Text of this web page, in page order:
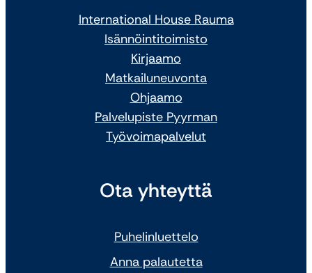
International House Rauma
Isännöintitoimisto
Kirjaamo
Matkailuneuvonta
Ohjaamo
Palvelupiste Pyyrman
Työvoimapalvelut
Ota yhteyttä
Puhelinluettelo
Anna palautetta